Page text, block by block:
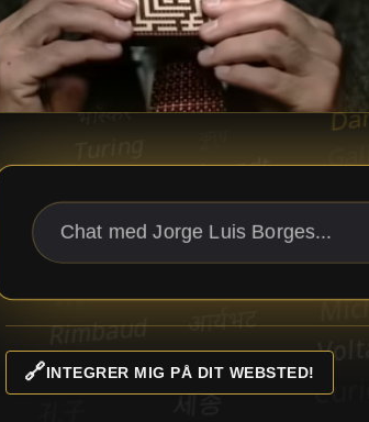
🔗INTEGRER MIG PÅ DIT WEBSTED!